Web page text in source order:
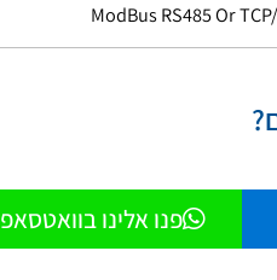
ModBus RS485 Or
פנו אלינו בוואטסאפ